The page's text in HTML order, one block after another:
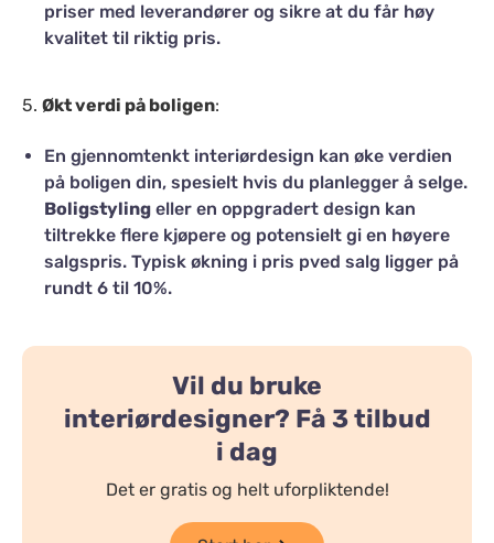
priser med leverandører og sikre at du får høy
kvalitet til riktig pris.
5. Økt verdi på boligen:
En gjennomtenkt interiørdesign kan øke verdien
på boligen din, spesielt hvis du planlegger å selge.
Boligstyling eller en oppgradert design kan
tiltrekke flere kjøpere og potensielt gi en høyere
salgspris. Typisk økning i pris pved salg ligger på
rundt 6 til 10%.
Vil du bruke
interiørdesigner? Få 3 tilbud
i dag
Det er gratis og helt uforpliktende!